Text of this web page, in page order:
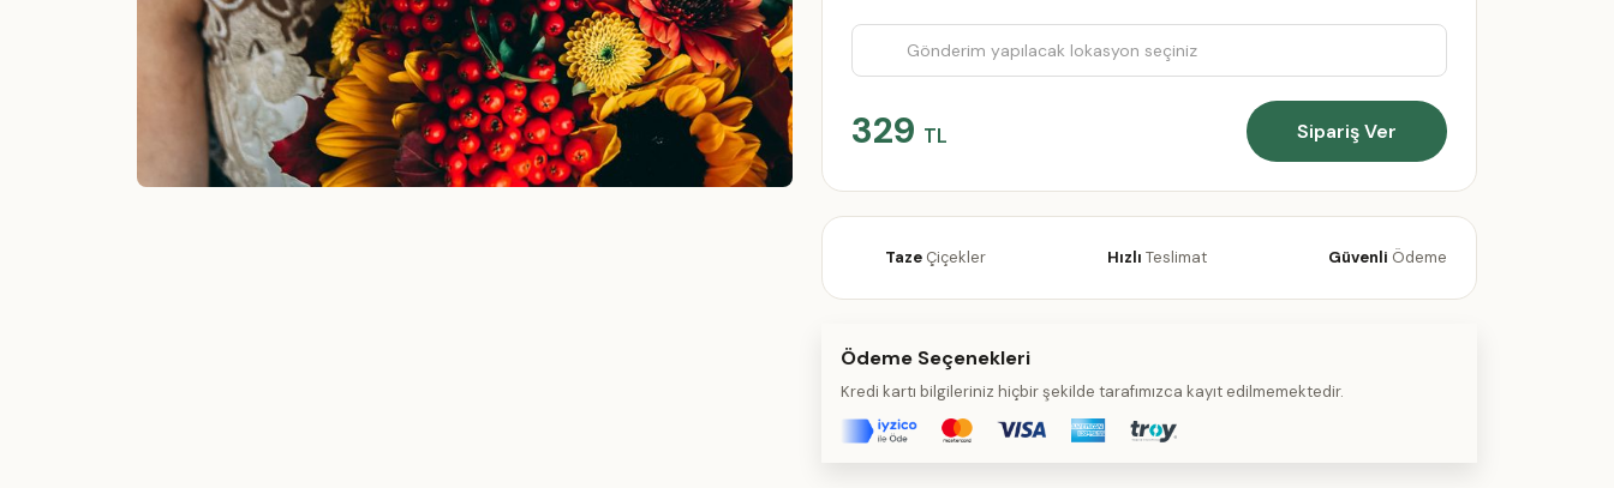
329 TL Sipariş Ver
TazeÇiçekler Hızlı Teslimat Güvenli Ödeme
Ödeme Seçenekleri
Kredi kartı bilgileriniz hiçbir şekilde tarafımızca kayıt edilmemektedir.